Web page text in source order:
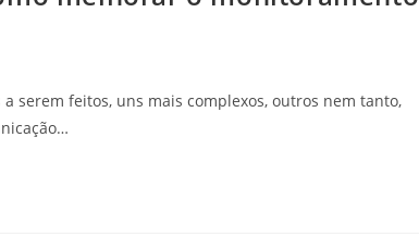
serem feitos, uns mais complexos, outros nem tanto,